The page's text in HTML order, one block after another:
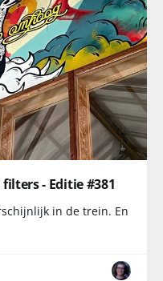
- Editie #381
in de trein. En